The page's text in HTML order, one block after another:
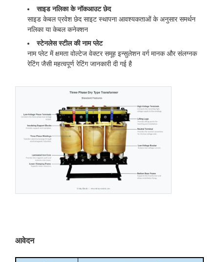
साइड नलिका के नॉकआउट छेद
साइड केबल प्रवेश छेद साइट स्थापना आवश्यकताओं के अनुसार समर्थन
नलिका या केबल कनेक्शन
स्टेनलेस स्टील की नाम प्लेट
नाम प्लेट में क्षमता वोल्टेज वेक्टर समूह इन्सुलेशन वर्ग मानक और संलग्नक
रेटिंग जैसी महत्वपूर्ण रेटिंग जानकारी दी गई है
आवेदन